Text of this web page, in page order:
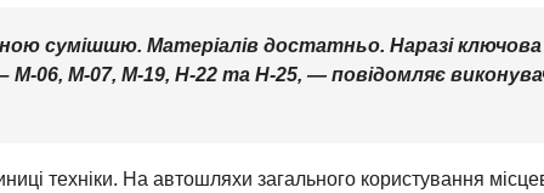
сумішшю. Матеріалів достатньо. Наразі ключова
06, М-07, М-19, Н-22 та Н-25, — повідомляє
техніки. На автошляхи загального користування